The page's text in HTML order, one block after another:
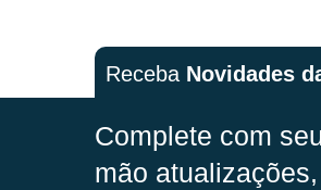
Receba Novidades
Complete com
mão